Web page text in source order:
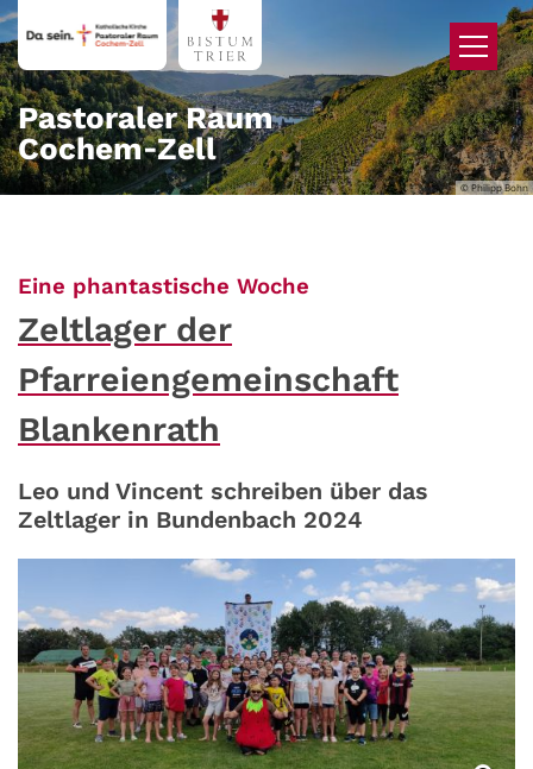
Zum Inhalt springen
© Philipp Bohn
Pastoraler Raum
Cochem‑Zell
Eine phantastische Woche
Zeltlager der
Pfarreiengemeinschaft
Blankenrath
Leo und Vincent schreiben über das
Zeltlager in Bundenbach 2024